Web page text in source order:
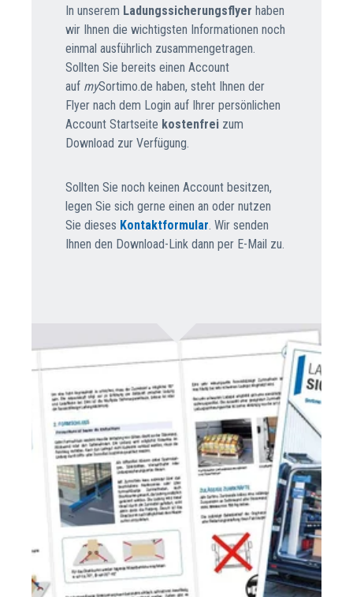
In unserem Ladungssicherungsflyer haben
wir Ihnen die wichtigsten Informationen noch
einmal ausführlich zusammengetragen.
Sollten Sie bereits einen Account
auf mySortimo.de haben, steht Ihnen der
Flyer nach dem Login auf Ihrer persönlichen
Account Startseite kostenfrei zum
Download zur Verfügung.
Sollten Sie noch keinen Account besitzen,
legen Sie sich gerne einen an oder nutzen
Sie dieses Kontaktformular. Wir senden
Ihnen den Download-Link dann per E-Mail zu.